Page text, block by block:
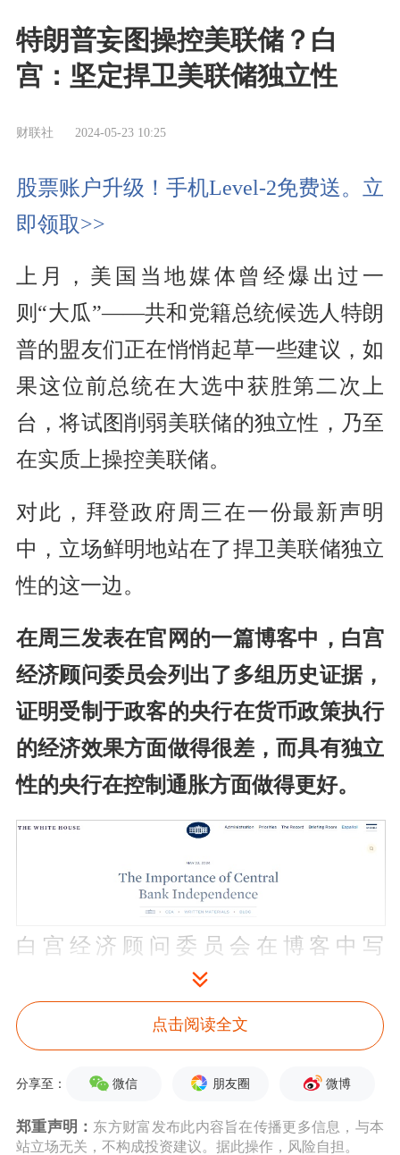
特朗普妄图操控美联储？白
宫：坚定捍卫美联储独立性
财联社 2024-05-23 10:25
股票账户升级！手机Level-2免费送。立
即领取>>
上月，美国当地媒体曾经爆出过一
则“大瓜”——共和党籍总统候选人特朗
普的盟友们正在悄悄起草一些建议，如
果这位前总统在大选中获胜第二次上
台，将试图削弱美联储的独立性，乃至
在实质上操控美联储。
对此，拜登政府周三在一份最新声明
中，立场鲜明地站在了捍卫美联储独立
性的这一边。
在周三发表在官网的一篇博客中，白宫
经济顾问委员会列出了多组历史证据，
证明受制于政客的央行在货币政策执行
的经济效果方面做得很差，而具有独立
性的央行在控制通胀方面做得更好。
白宫经济顾问委员会在博客中写
拜登政府深受这段历史的激励，
将继续坚定不移地支持中央银行独立性
(CBI)。历史再清楚不过地表明，忽视
这一教训或逆转过去半个世纪来之不易
的进步，会带来持久的、破坏性的通胀
点击阅读全文
分享至： 微信 朋友圈 微博
郑重声明： 东方财富发布此内容旨在传播更多信息，与本
站立场无关，不构成投资建议。据此操作，风险自担。